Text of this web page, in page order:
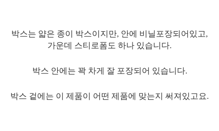
박스는 얇은 종이 박스이지만, 안에 비닐포장되어있고,
가운데 스티로폼도 하나 있습니다.
박스 안에는 꽉 차게 잘 포장되어 있습니다.
박스 겉에는 이 제품이 어떤 제품에 맞는지 써져있고요.